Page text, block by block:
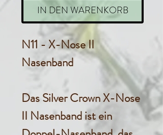
IN DEN WARENKORB
N11 - X-Nose II
Nasenband
Das Silver Crown X-Nose
II Nasenband ist ein